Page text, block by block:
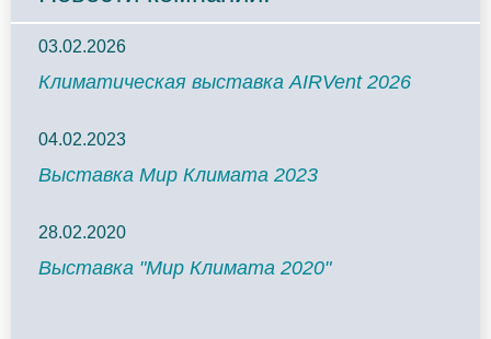
03.02.2026
Климатическая выставка AIRVent 2026
04.02.2023
Выставка Мир Климата 2023
28.02.2020
Выставка "Мир Климата 2020"